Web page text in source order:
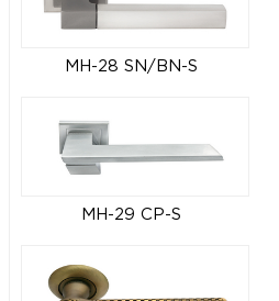
MH-28 SN/BN-S
MH-29 CP-S